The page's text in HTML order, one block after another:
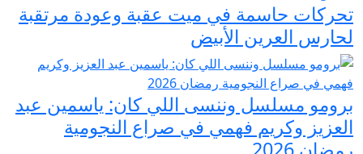
تحركات حاسمة في ميت عقبة وعودة مرتقبة
لحارس العرين الأبيض
برومو مسلسل وننسى اللي كان: ياسمين عبد
العزيز وكريم فهمي في صراع النجومية